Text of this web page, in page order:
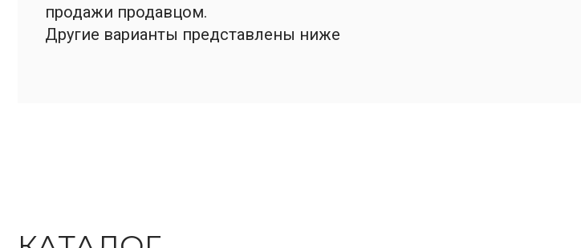
продажи продавцом.
Другие варианты представлены ниже